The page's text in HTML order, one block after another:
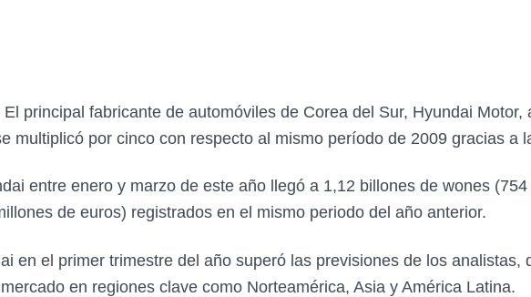
principal fabricante de automóviles de Corea del Sur, Hyundai
multiplicó por cinco con respecto al mismo período de 2009 gracias a
entre enero y marzo de este año llegó a 1,12 billones de wones
de euros) registrados en el mismo periodo del año anterior.
en el primer trimestre del año superó las previsiones de los analistas,
en regiones clave como Norteamérica, Asia y América Latina.